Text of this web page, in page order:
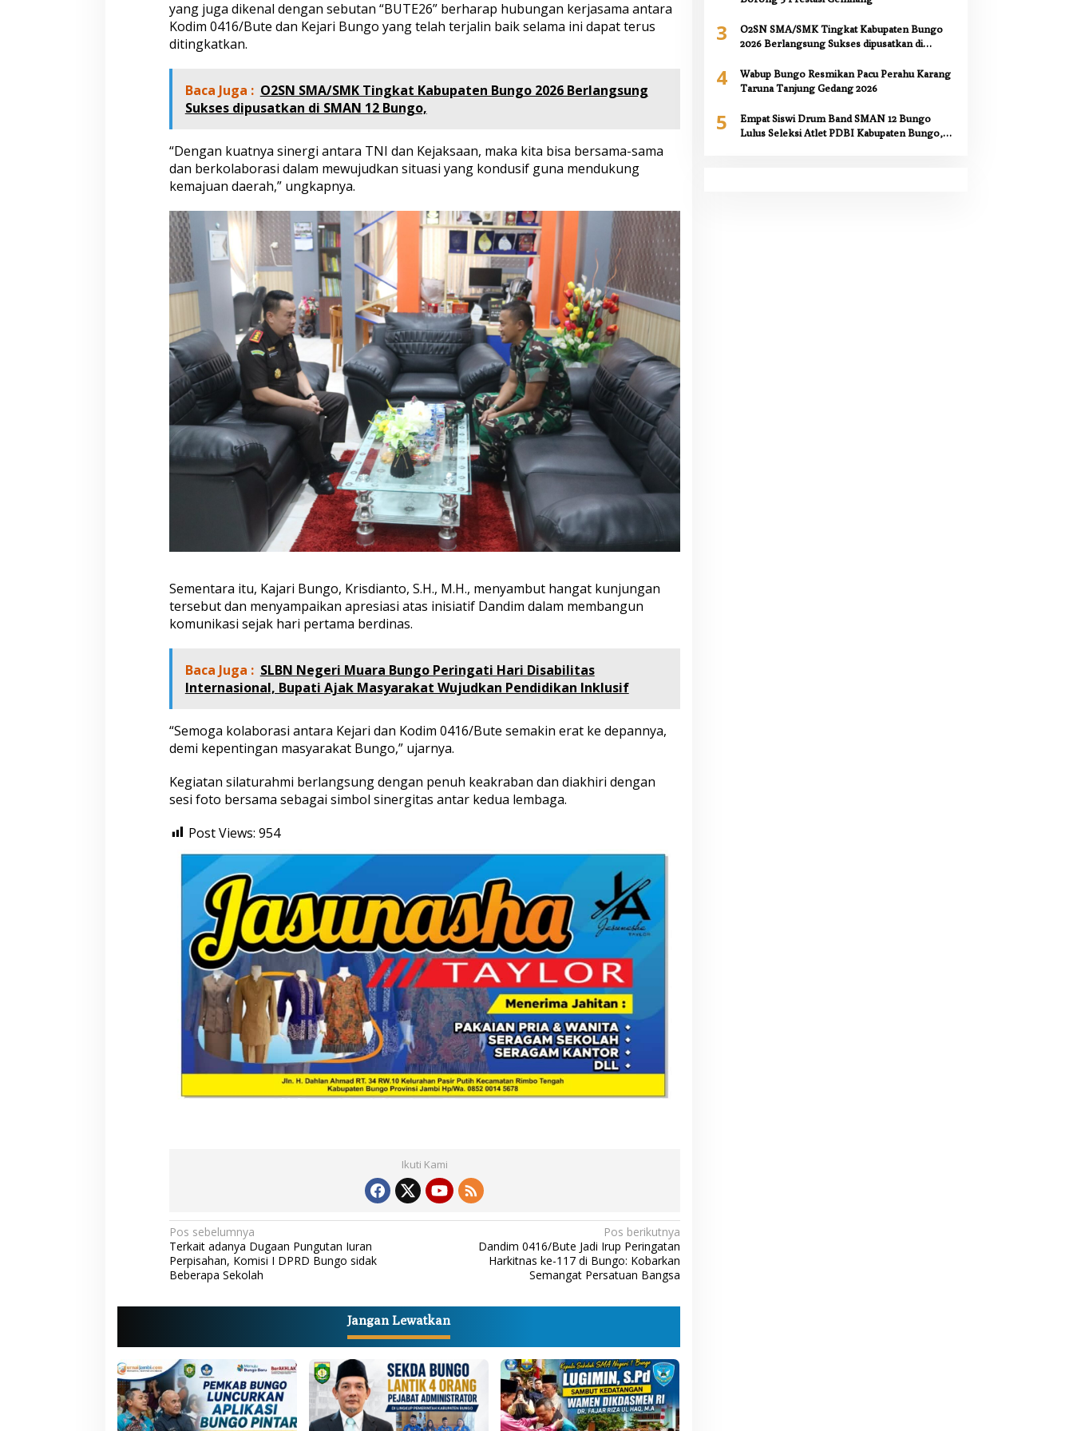
yang juga dikenal dengan sebutan “BUTE26” berharap hubungan kerjasama antara
Kodim 0416/Bute dan Kejari Bungo yang telah terjalin baik selama ini dapat terus
ditingkatkan.
Baca Juga : O2SN SMA/SMK Tingkat Kabupaten Bungo 2026 Berlangsung
Sukses dipusatkan di SMAN 12 Bungo,
“Dengan kuatnya sinergi antara TNI dan Kejaksaan, maka kita bisa bersama-sama
dan berkolaborasi dalam mewujudkan situasi yang kondusif guna mendukung
kemajuan daerah,” ungkapnya.
Sementara itu, Kajari Bungo, Krisdianto, S.H., M.H., menyambut hangat kunjungan
tersebut dan menyampaikan apresiasi atas inisiatif Dandim dalam membangun
komunikasi sejak hari pertama berdinas.
Baca Juga : SLBN Negeri Muara Bungo Peringati Hari Disabilitas
Internasional, Bupati Ajak Masyarakat Wujudkan Pendidikan Inklusif
“Semoga kolaborasi antara Kejari dan Kodim 0416/Bute semakin erat ke depannya,
demi kepentingan masyarakat Bungo,” ujarnya.
Kegiatan silaturahmi berlangsung dengan penuh keakraban dan diakhiri dengan
sesi foto bersama sebagai simbol sinergitas antar kedua lembaga.
Post Views: 954
Ikuti Kami
N
a
v
i
a
s
i
p
Pos sebelumnya
Terkait adanya Dugaan Pungutan Iuran
Perpisahan, Komisi I DPRD Bungo sidak
Beberapa Sekolah
Pos berikutnya
Dandim 0416/Bute Jadi Irup Peringatan
Harkitnas ke-117 di Bungo: Kobarkan
Semangat Persatuan Bangsa
Jangan Lewatkan
3
O2SN SMA/SMK Tingkat Kabupaten Bungo
2026 Berlangsung Sukses dipusatkan di
4
Wabup Bungo Resmikan Pacu Perahu Karang
Taruna Tanjung Gedang 2026
5
Empat Siswi Drum Band SMAN 12 Bungo
Lulus Seleksi Atlet PDBI Kabupaten Bungo,